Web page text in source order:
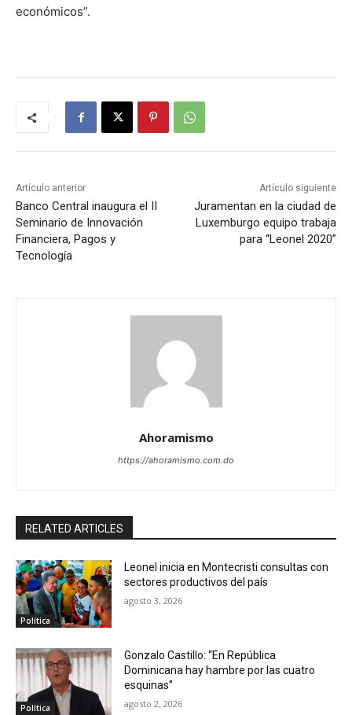
económicos”.
Artículo anterior
Banco Central inaugura el II
Seminario de Innovación
Financiera, Pagos y
Tecnología
Artículo siguiente
Juramentan en la ciudad de
Luxemburgo equipo trabaja
para “Leonel 2020”
Ahoramismo
https://ahoramismo.com.do
RELATED ARTICLES
Política
Leonel inicia en Montecristi consultas con
sectores productivos del país
agosto 3, 2026
Política
Gonzalo Castillo: “En República
Dominicana hay hambre por las cuatro
esquinas”
agosto 2, 2026